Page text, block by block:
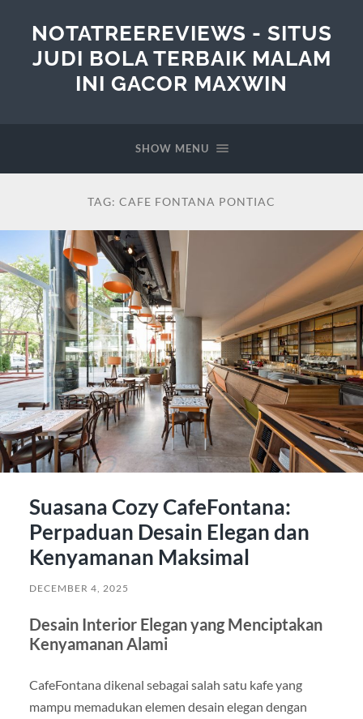
NOTATREEREVIEWS - SITUS
JUDI BOLA TERBAIK MALAM
INI GACOR MAXWIN
SHOW MENU
TAG: CAFE FONTANA PONTIAC
Suasana Cozy CafeFontana:
Perpaduan Desain Elegan dan
Kenyamanan Maksimal
DECEMBER 4, 2025
Desain Interior Elegan yang Menciptakan
Kenyamanan Alami
CafeFontana dikenal sebagai salah satu kafe yang
mampu memadukan elemen desain elegan dengan